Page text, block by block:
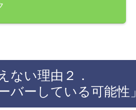
ない理由２．
バーしている可能性」